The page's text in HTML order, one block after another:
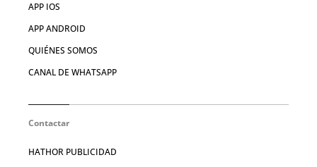
APP IOS
APP ANDROID
QUIÉNES SOMOS
CANAL DE WHATSAPP
Contactar
HATHOR PUBLICIDAD